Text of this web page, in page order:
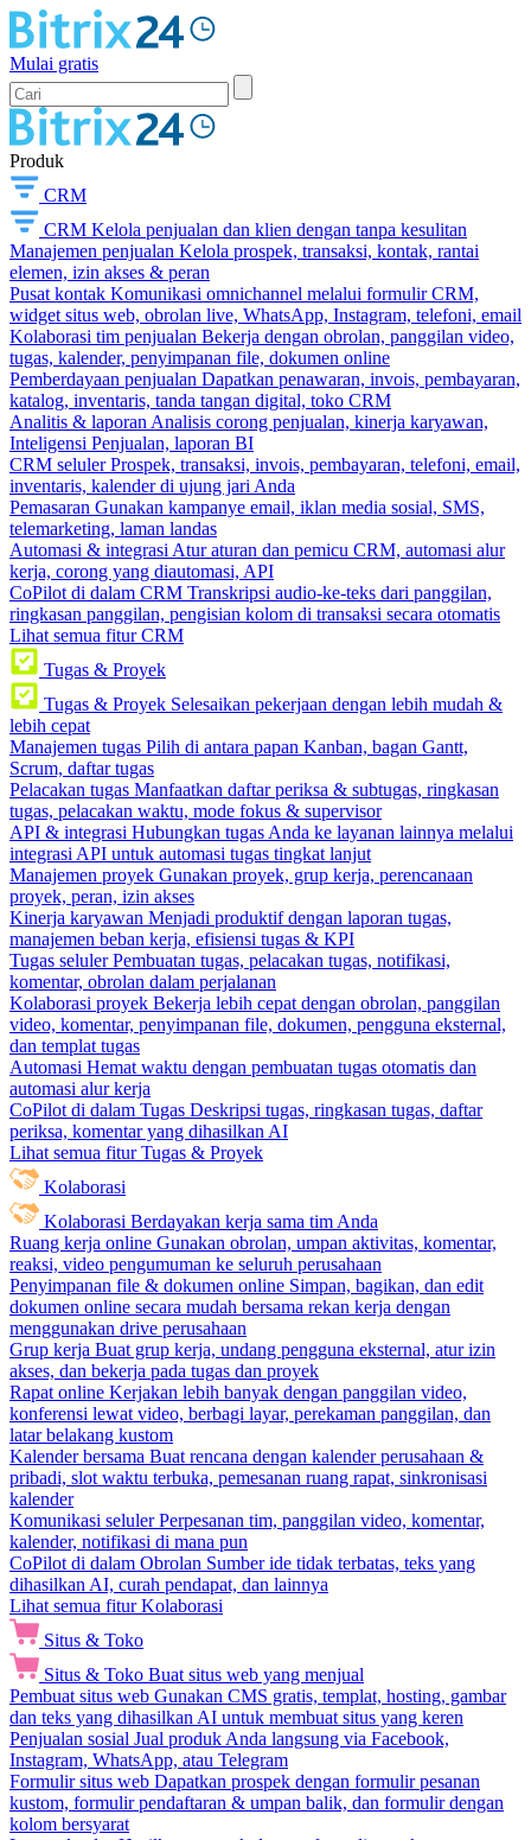
Mulai gratis
Produk
CRM
CRM Kelola penjualan dan klien dengan tanpa kesulitan
Manajemen penjualan Kelola prospek, transaksi, kontak, rantai
elemen, izin akses & peran
Pusat kontak Komunikasi omnichannel melalui formulir CRM,
widget situs web, obrolan live, WhatsApp, Instagram, telefoni, email
Kolaborasi tim penjualan Bekerja dengan obrolan, panggilan video,
tugas, kalender, penyimpanan file, dokumen online
Pemberdayaan penjualan Dapatkan penawaran, invois, pembayaran,
katalog, inventaris, tanda tangan digital, toko CRM
Analitis & laporan Analisis corong penjualan, kinerja karyawan,
Inteligensi Penjualan, laporan BI
CRM seluler Prospek, transaksi, invois, pembayaran, telefoni, email,
inventaris, kalender di ujung jari Anda
Pemasaran Gunakan kampanye email, iklan media sosial, SMS,
telemarketing, laman landas
Automasi & integrasi Atur aturan dan pemicu CRM, automasi alur
kerja, corong yang diautomasi, API
CoPilot di dalam CRM Transkripsi audio-ke-teks dari panggilan,
ringkasan panggilan, pengisian kolom di transaksi secara otomatis
Lihat semua fitur CRM
Tugas & Proyek
Tugas & Proyek Selesaikan pekerjaan dengan lebih mudah &
lebih cepat
Manajemen tugas Pilih di antara papan Kanban, bagan Gantt,
Scrum, daftar tugas
Pelacakan tugas Manfaatkan daftar periksa & subtugas, ringkasan
tugas, pelacakan waktu, mode fokus & supervisor
API & integrasi Hubungkan tugas Anda ke layanan lainnya melalui
integrasi API untuk automasi tugas tingkat lanjut
Manajemen proyek Gunakan proyek, grup kerja, perencanaan
proyek, peran, izin akses
Kinerja karyawan Menjadi produktif dengan laporan tugas,
manajemen beban kerja, efisiensi tugas & KPI
Tugas seluler Pembuatan tugas, pelacakan tugas, notifikasi,
komentar, obrolan dalam perjalanan
Kolaborasi proyek Bekerja lebih cepat dengan obrolan, panggilan
video, komentar, penyimpanan file, dokumen, pengguna eksternal,
dan templat tugas
Automasi Hemat waktu dengan pembuatan tugas otomatis dan
automasi alur kerja
CoPilot di dalam Tugas Deskripsi tugas, ringkasan tugas, daftar
periksa, komentar yang dihasilkan AI
Lihat semua fitur Tugas & Proyek
Kolaborasi
Kolaborasi Berdayakan kerja sama tim Anda
Ruang kerja online Gunakan obrolan, umpan aktivitas, komentar,
reaksi, video pengumuman ke seluruh perusahaan
Penyimpanan file & dokumen online Simpan, bagikan, dan edit
dokumen online secara mudah bersama rekan kerja dengan
menggunakan drive perusahaan
Grup kerja Buat grup kerja, undang pengguna eksternal, atur izin
akses, dan bekerja pada tugas dan proyek
Rapat online Kerjakan lebih banyak dengan panggilan video,
konferensi lewat video, berbagi layar, perekaman panggilan, dan
latar belakang kustom
Kalender bersama Buat rencana dengan kalender perusahaan &
pribadi, slot waktu terbuka, pemesanan ruang rapat, sinkronisasi
kalender
Komunikasi seluler Perpesanan tim, panggilan video, komentar,
kalender, notifikasi di mana pun
CoPilot di dalam Obrolan Sumber ide tidak terbatas, teks yang
dihasilkan AI, curah pendapat, dan lainnya
Lihat semua fitur Kolaborasi
Situs & Toko
Situs & Toko Buat situs web yang menjual
Pembuat situs web Gunakan CMS gratis, templat, hosting, gambar
dan teks yang dihasilkan AI untuk membuat situs yang keren
Penjualan sosial Jual produk Anda langsung via Facebook,
Instagram, WhatsApp, atau Telegram
Formulir situs web Dapatkan prospek dengan formulir pesanan
kustom, formulir pendaftaran & umpan balik, dan formulir dengan
kolom bersyarat